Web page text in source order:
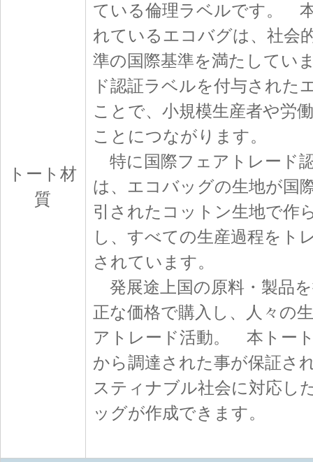
トート材
質
ている倫理ラベルです。
れているエコバグは、社会
準の国際基準を満たして
ド認証ラベルを付与された
ことで、小規模生産者や労
ことにつながります。
特に国際フェアトレード
は、エコバッグの生地が国
引されたコットン生地で作
し、すべての生産過程をト
されています。
発展途上国の原料・製品
正な価格で購入し、人々の
アトレード活動。 本トー
から調達された事が保証さ
スティナブル社会に対応し
ッグが作成できます。